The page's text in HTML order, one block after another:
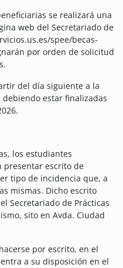
se realizará una
web del Secretariado de
spee/becas-
por orden de solicitud
del día siguiente a la
estar finalizadas
los estudiantes
presentar escrito de
tipo de incidencia que, a
mismas. Dicho escrito
Secretariado de Prácticas
sito en Avda. Ciudad
por escrito, en el
a su disposición en el